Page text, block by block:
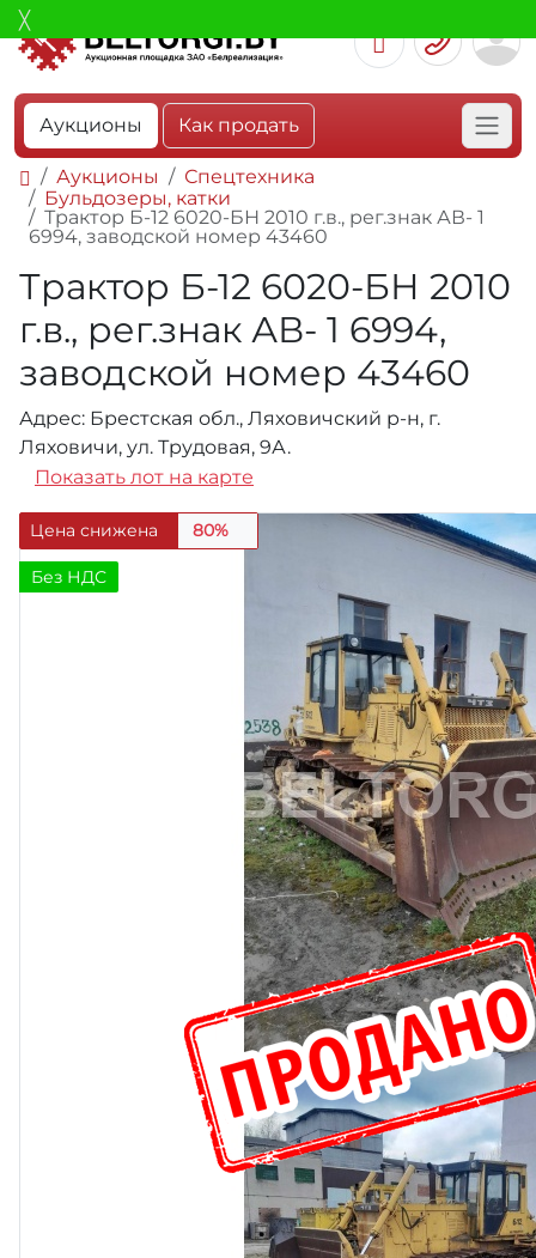
Аукционы Как продать
Аукционы
Спецтехника
Бульдозеры, катки
Трактор Б-12 6020-БН 2010 г.в., рег.знак АВ- 1
6994, заводской номер 43460
Трактор Б-12 6020-БН 2010
г.в., рег.знак АВ- 1 6994,
заводской номер 43460
Адрес: Брестская обл., Ляховичский р-н, г.
Ляховичи, ул. Трудовая, 9А.
Показать лот на карте
Цена снижена 80%
Без НДС